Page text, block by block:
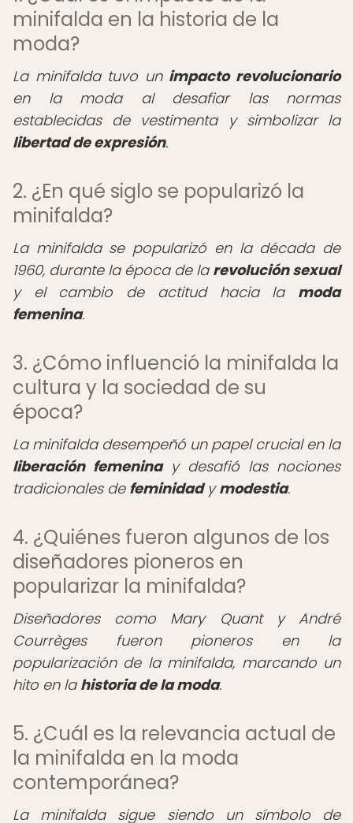
minifalda en la historia de la
moda?
La minifalda tuvo un impacto revolucionario
en la moda al desafiar las normas
establecidas de vestimenta y simbolizar la
libertad de expresión.
2. ¿En qué siglo se popularizó la
minifalda?
La minifalda se popularizó en la década de
1960, durante la época de la revolución sexual
y el cambio de actitud hacia la moda
femenina.
3. ¿Cómo influenció la minifalda la
cultura y la sociedad de su
época?
La minifalda desempeñó un papel crucial en la
liberación femeninay desafió las nociones
tradicionales de feminidadymodestia.
4. ¿Quiénes fueron algunos de los
diseñadores pioneros en
popularizar la minifalda?
Diseñadores como Mary Quant y André
Courrèges fueron pioneros en la
popularización de la minifalda, marcando un
hito en la historia de la moda.
5. ¿Cuál es la relevancia actual de
la minifalda en la moda
contemporánea?
La minifalda sigue siendo un símbolo de